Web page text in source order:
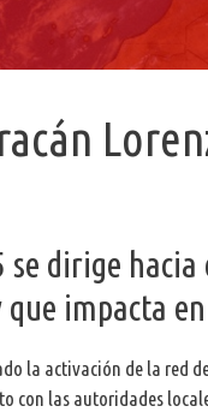
se dirige
impacta
la activación de la red
las autoridades